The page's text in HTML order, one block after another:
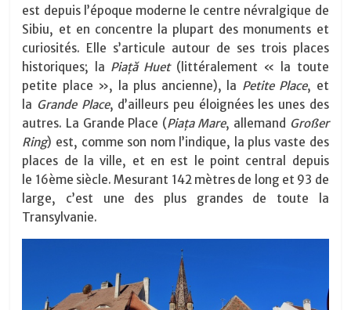
est depuis l’époque moderne le centre névralgique de
Sibiu, et en concentre la plupart des monuments et
curiosités. Elle s’articule autour de ses trois places
historiques; la Piață Huet(littéralement « la toute
petite place », la plus ancienne), la Petite Place, et
la Grande Place, d’ailleurs peu éloignées les unes des
autres. La Grande Place (Piața Mare, allemand Großer
Ring) est, comme son nom l’indique, la plus vaste des
places de la ville, et en est le point central depuis
le 16ème siècle. Mesurant 142 mètres de long et 93 de
large, c’est une des plus grandes de toute la
Transylvanie.